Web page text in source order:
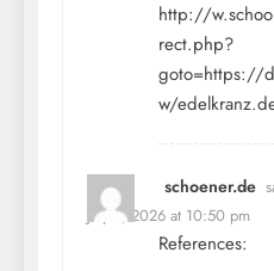
http://
rect.php?
goto=https://
w/
schoener.de
July 9, 2026 at 10:50 pm
References: